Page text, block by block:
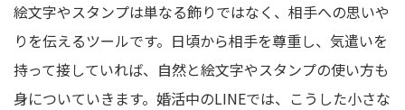
絵文字やスタンプは単なる飾りではなく、相手への思いや
りを伝えるツールです。日頃から相手を尊重し、気遣いを
持って接していれば、自然と絵文字やスタンプの使い方も
身についていきます。婚活中のLINEでは、こうした小さな